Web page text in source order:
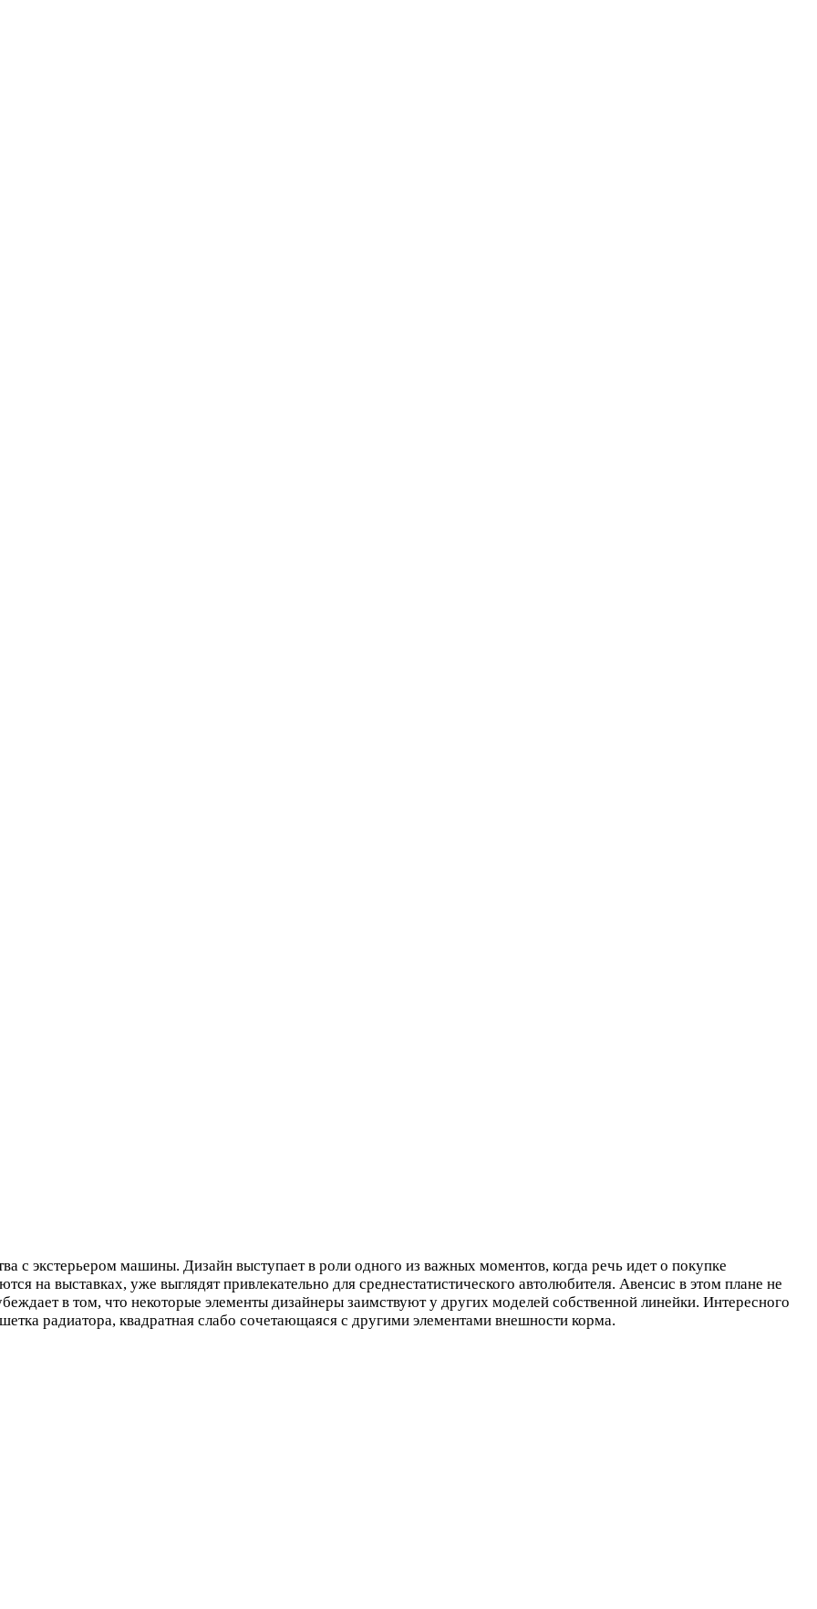
с экстерьером машины. Дизайн выступает в роли одного из важных моментов, когда речь идет о покупке
на выставках, уже выглядят привлекательно для среднестатистического автолюбителя. Авенсис в этом плане не
в том, что некоторые элементы дизайнеры заимствуют у других моделей собственной линейки. Интересного
радиатора, квадратная слабо сочетающаяся с другими элементами внешности корма.